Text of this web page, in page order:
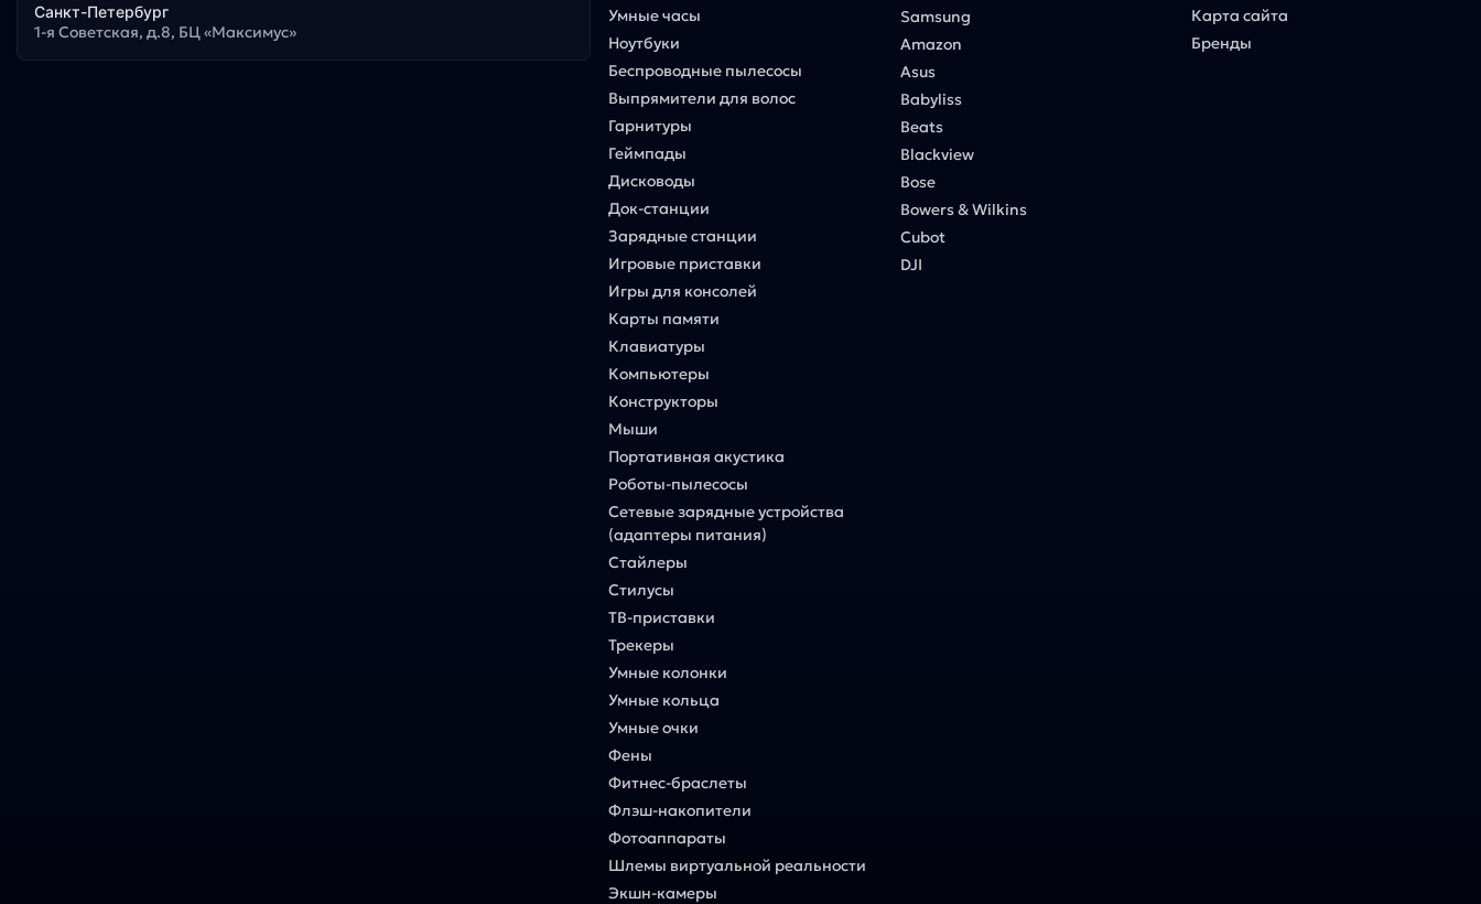
Санкт-Петербург
1-я Советская, д.8, БЦ «Максимус»
Умные часы
Ноутбуки
Беспроводные пылесосы
Выпрямители для волос
Гарнитуры
Геймпады
Дисководы
Док-станции
Зарядные станции
Игровые приставки
Игры для консолей
Карты памяти
Клавиатуры
Компьютеры
Конструкторы
Мыши
Портативная акустика
Роботы-пылесосы
Сетевые зарядные устройства
(адаптеры питания)
Стайлеры
Стилусы
ТВ-приставки
Трекеры
Умные колонки
Умные кольца
Умные очки
Фены
Фитнес-браслеты
Флэш-накопители
Фотоаппараты
Шлемы виртуальной реальности
Экшн-камеры
Samsung
Amazon
Asus
Babyliss
Beats
Blackview
Bose
Bowers & Wilkins
Cubot
DJI
Карта сайта
Бренды